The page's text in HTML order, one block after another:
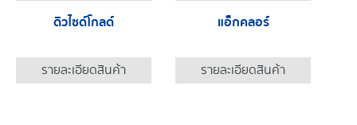
ดิวไซด์โกลด์
รายละเอียดสินค้า
แอ็กคลอร์
รายละเอียดสินค้า